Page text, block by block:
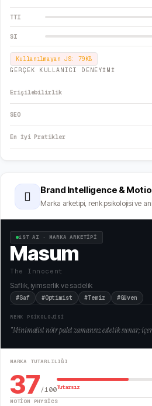
TTI
SI
Kullanılmayan JS: 79KB
GERÇEK KULLANICI DENEYİMİ
Erişilebilirlik
SEO
En İyi Pratikler
🫆 Brand Intelligence &
Marka arketipi, renk psikolojisi ve
1ST AI · MARKA ARKETİPİ
Masum
The Innocent
Saflık, iyimserlik ve sadelik
#Saf #Optimist #Temiz #Güven
RENK PSİKOLOJİSİ
"Minimalist nötr palet zamansız estetik sunar;
MARKA TUTARLILIĞI
37/100Tutarsız
MOTION PHYSICS